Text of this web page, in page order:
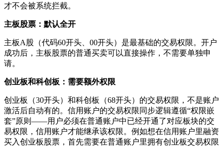
才不会被系统拦截。
主板股票：默认全开
主板A股（代码60开头、00开头）是最基础的交易权限。开户
成功后，主板股票的普通买卖可以直接操作，不需要单独申
请。
创业板和科创板：需要额外权限
创业板（30开头）和科创板（68开头）的交易权限，不是账户
激活后自动有的。信用账户的交易权限同步逻辑遵循“权限嵌
套”原则——用户必须在普通账户中已经开通了对应板块的交
易权限，信用账户才能继承该权限。例如想在信用账户里融资
买入创业板股票，首先需要在普通账户里拥有创业板交易权限